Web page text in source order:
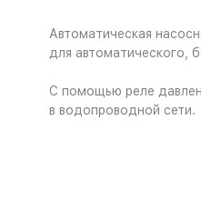
Автоматическая
для автоматического,
С помощью реле
в водопроводной сети.